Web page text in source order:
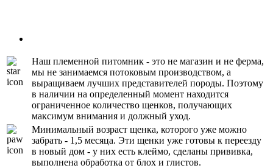
Наш племенной питомник - это не магазин и не ферма,
мы не занимаемся потоковым производством, а
выращиваем лучших представителей породы. Поэтому
в наличии на определенный момент находится
ограниченное количество щенков, получающих
максимум внимания и должный уход.
Минимальный возраст щенка, которого уже можно
забрать - 1,5 месяца. Эти щенки уже готовы к переезду
в новый дом - у них есть клеймо, сделаны прививка,
выполнена обработка от блох и глистов.